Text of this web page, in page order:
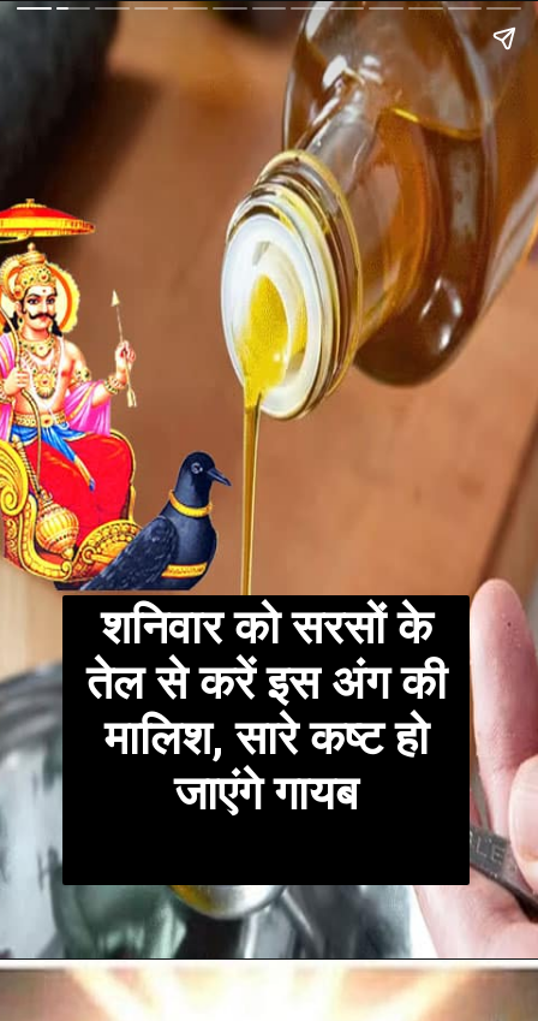
शनिवार को सरसों के
तेल से करें इस अंग की
मालिश, सारे कष्ट हो
जाएंगे गायब